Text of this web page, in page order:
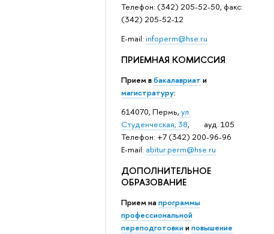
Телефон: (342) 205-52-50, факс:
(342) 205-52-12
Е-mail: infoperm@hse.ru
ПРИЕМНАЯ КОМИССИЯ
Прием вбакалавриат и
магистратуру:
614070, Пермь,ул.
Студенческая, 38, ауд. 105
Телефон: +7 (342) 200-96-96
E-mail: abitur.perm@hse.ru
ДОПОЛНИТЕЛЬНОЕ
ОБРАЗОВАНИЕ
Прием напрограммы
профессиональной
переподготовкииповышение